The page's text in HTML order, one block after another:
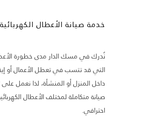
خدمة صيانة الأعطال الكهربائية
نُدرك في مسك الدار مدى خطورة
التي قد تتسب في تعطل الأعمال أو
داخل المنزل أو المنشأة، لذا نعمل
صيانة متكاملة لمختلف الأعطال
احترافي.